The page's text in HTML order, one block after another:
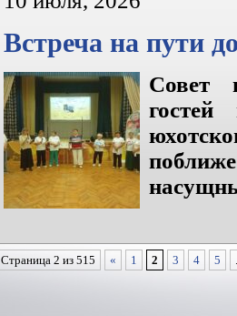
Встреча на пути
Совет
гостей
Страница 2 из 515 « 1 2 3 4 5